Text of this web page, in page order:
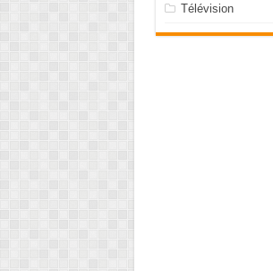
Télévision